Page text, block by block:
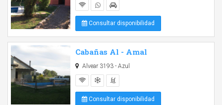
Consultar disponibilidad
Cabañas Al - Amal
Alvear 3193 - Azul
Consultar disponibilidad